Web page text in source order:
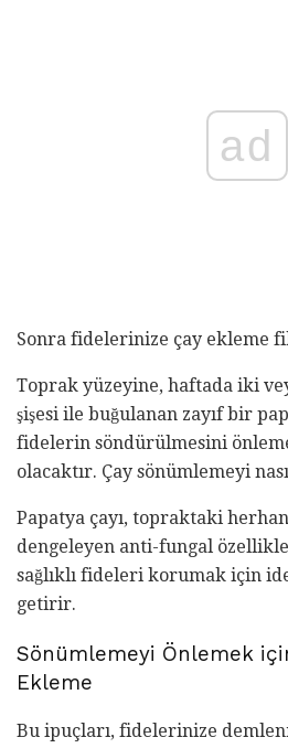
ad
Sonra fidelerinize çay ekleme
Toprak yüzeyine, haftada iki
şişesi ile buğulanan zayıf bir
fidelerin söndürülmesini
olacaktır. Çay sönümlemeyi
Papatya çayı, topraktaki
dengeleyen anti-fungal
sağlıklı fideleri korumak için
getirir.
Sönümlemeyi Önlemek
Ekleme
Bu ipuçları, fidelerinize